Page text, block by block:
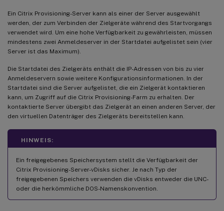
Ein Citrix Provisioning-Server kann als einer der Server ausgewählt
werden, der zum Verbinden der Zielgeräte während des Startvorgangs
verwendet wird. Um eine hohe Verfügbarkeit zu gewährleisten, müssen
mindestens zwei Anmeldeserver in der Startdatei aufgelistet sein (vier
Server ist das Maximum).
Die Startdatei des Zielgeräts enthält die IP-Adressen von bis zu vier
Anmeldeservern sowie weitere Konfigurationsinformationen. In der
Startdatei sind die Server aufgelistet, die ein Zielgerät kontaktieren
kann, um Zugriff auf die Citrix Provisioning-Farm zu erhalten. Der
kontaktierte Server übergibt das Zielgerät an einen anderen Server, der
den virtuellen Datenträger des Zielgeräts bereitstellen kann.
HINWEIS:
Ein freigegebenes Speichersystem stellt die Verfügbarkeit der
Citrix Provisioning-Server-vDisks sicher. Je nach Typ der
freigegebenen Speichers verwenden die vDisks entweder die UNC-
oder die herkömmliche DOS-Namenskonvention.